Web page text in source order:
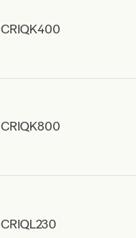
CRIQK400
CRIQK800
CRIQL230